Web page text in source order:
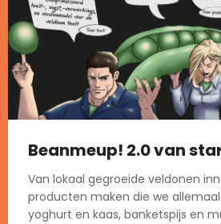
Beanmeup! 2.0 van
Van lokaal gegroeide veldonen
producten maken die we
yoghurt en kaas, banketspijs en